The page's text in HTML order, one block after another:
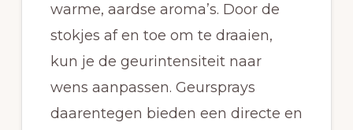
warme, aardse aroma’s. Door de
stokjes af en toe om te draaien,
kun je de geurintensiteit naar
wens aanpassen. Geursprays
daarentegen bieden een directe en